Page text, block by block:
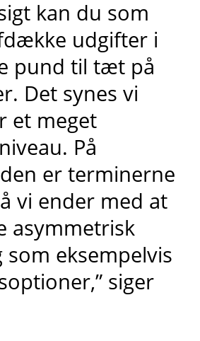
kan du som
udgifter i
pund til tæt på
Det synes vi
et meget
På
er terminerne
vi ender med at
asymmetrisk
eksempelvis
siger